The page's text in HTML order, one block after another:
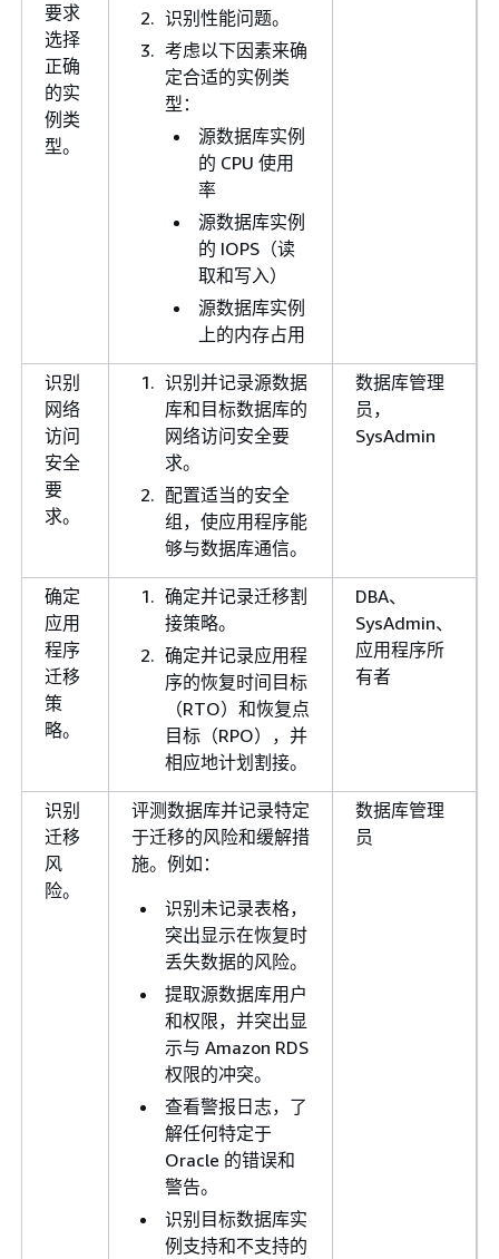
要求
选择
正确
的实
例类
型。
识别性能问题。
考虑以下因素来确
定合适的实例类
型：
源数据库实例
的 CPU 使用
率
源数据库实例
的 IOPS（读
取和写入）
源数据库实例
上的内存占用
识别
网络
访问
安全
要
求。
识别并记录源数据
库和目标数据库的
网络访问安全要
求。
配置适当的安全
组，使应用程序能
够与数据库通信。
数据库管理
员，
SysAdmin
确定
应用
程序
迁移
策
略。
确定并记录迁移割
接策略。
确定并记录应用程
序的恢复时间目标
（RTO）和恢复点
目标（RPO），并
相应地计划割接。
DBA、
SysAdmin、
应用程序所
有者
识别
迁移
风
险。
评测数据库并记录特定
于迁移的风险和缓解措
施。例如：
识别未记录表格，
突出显示在恢复时
丢失数据的风险。
提取源数据库用户
和权限，并突出显
示与 Amazon RDS
权限的冲突。
查看警报日志，了
解任何特定于
Oracle 的错误和
警告。
识别目标数据库实
例支持和不支持的
数据库管理
员